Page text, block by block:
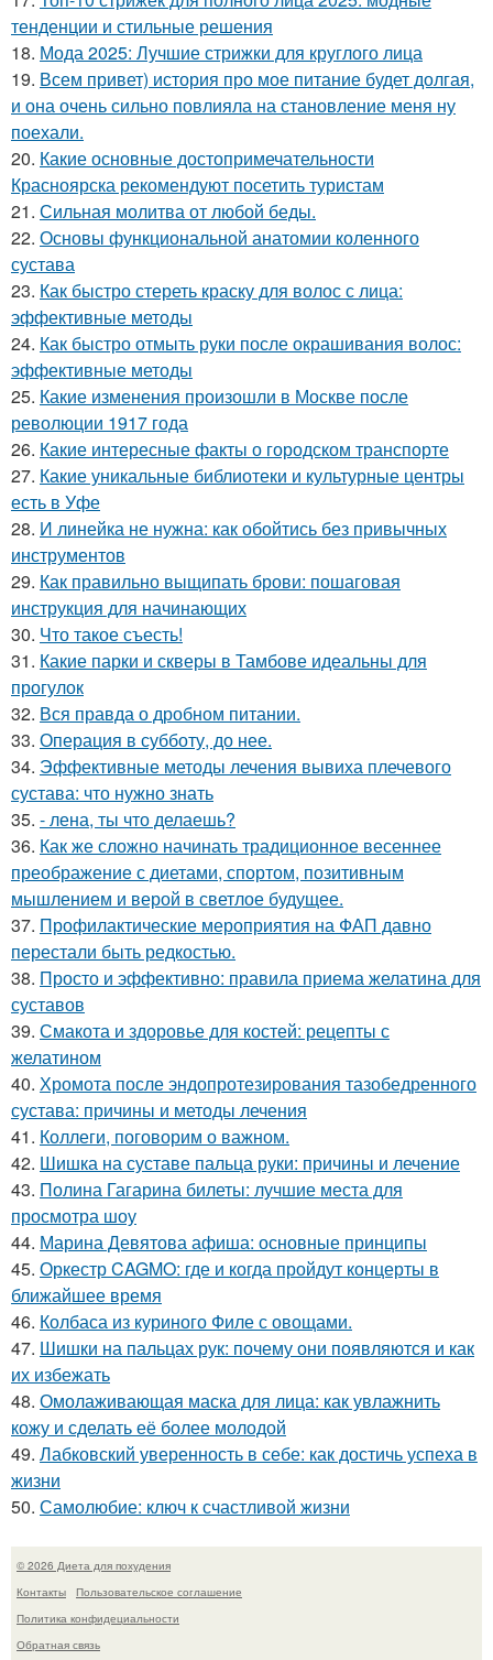
тенденции и стильные решения
18. Мода 2025: Лучшие стрижки для круглого лица
19. Всем привет) история про мое питание будет долгая,
и она очень сильно повлияла на становление меня ну
поехали.
20. Какие основные достопримечательности
Красноярска рекомендуют посетить туристам
21. Сильная молитва от любой беды.
22. Основы функциональной анатомии коленного
сустава
23. Как быстро стереть краску для волос с лица:
эффективные методы
24. Как быстро отмыть руки после окрашивания волос:
эффективные методы
25. Какие изменения произошли в Москве после
революции 1917 года
26. Какие интересные факты о городском транспорте
27. Какие уникальные библиотеки и культурные центры
есть в Уфе
28. И линейка не нужна: как обойтись без привычных
инструментов
29. Как правильно выщипать брови: пошаговая
инструкция для начинающих
30. Что такое съесть!
31. Какие парки и скверы в Тамбове идеальны для
прогулок
32. Вся правда о дробном питании.
33. Операция в субботу, до нее.
34. Эффективные методы лечения вывиха плечевого
сустава: что нужно знать
35. - лена, ты что делаешь?
36. Как же сложно начинать традиционное весеннее
преображение с диетами, спортом, позитивным
мышлением и верой в светлое будущее.
37. Профилактические мероприятия на ФАП давно
перестали быть редкостью.
38. Просто и эффективно: правила приема желатина для
суставов
39. Смакота и здоровье для костей: рецепты с
желатином
40. Хромота после эндопротезирования тазобедренного
сустава: причины и методы лечения
41. Коллеги, поговорим о важном.
42. Шишка на суставе пальца руки: причины и лечение
43. Полина Гагарина билеты: лучшие места для
просмотра шоу
44. Марина Девятова афиша: основные принципы
45. Оркестр CAGMO: где и когда пройдут концерты в
ближайшее время
46. Колбаса из куриного Филе с овощами.
47. Шишки на пальцах рук: почему они появляются и как
их избежать
48. Омолаживающая маска для лица: как увлажнить
кожу и сделать её более молодой
49. Лабковский уверенность в себе: как достичь успеха в
жизни
50. Самолюбие: ключ к счастливой жизни
© 2026 Диета для похудения
Контакты
Пользовательское соглашение
Политика конфидециальности
Обратная связь